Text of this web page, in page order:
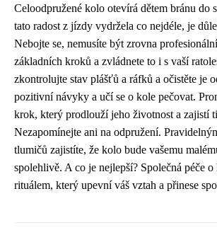
Celoodpružené kolo otevírá dětem bránu
tato radost z jízdy vydržela co nejdéle, je
Nebojte se, nemusíte být zrovna
základních kroků a zvládnete to i s vaší
zkontrolujte stav plášťů a ráfků a očistěte je
pozitivní návyky a učí se o kole pečovat.
krok, který prodlouží jeho životnost a zajistí
Nezapomínejte ani na odpružení.
tlumičů zajistíte, že kolo bude vašemu
spolehlivě. A co je nejlepší? Společná péče
rituálem, který upevní váš vztah a přinese